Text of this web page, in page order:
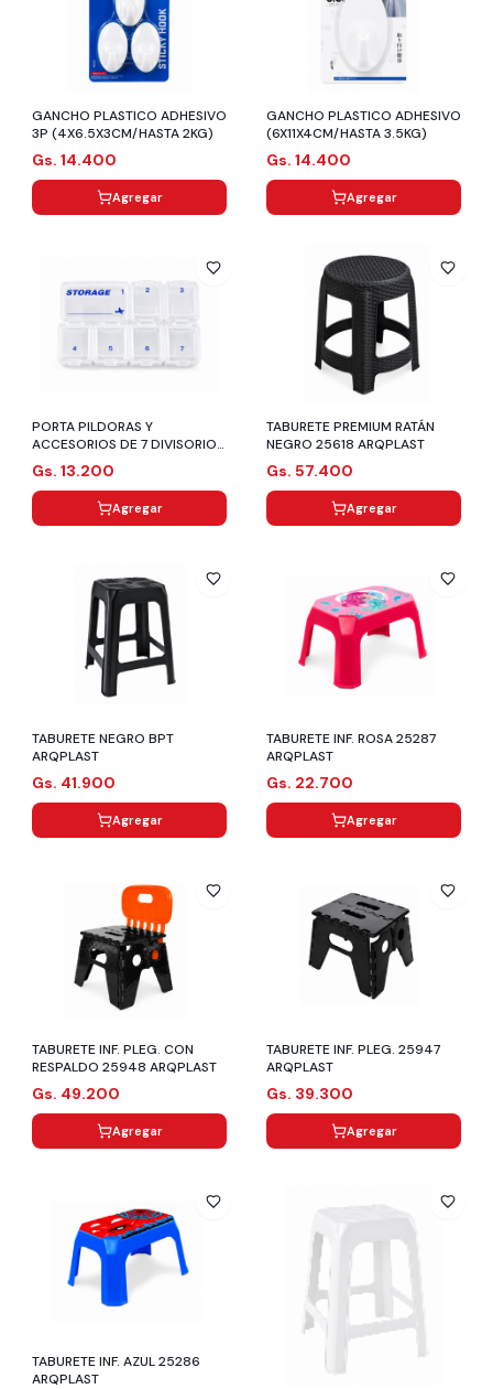
GANCHO PLASTICO ADHESIVO
3P (4X6.5X3CM/HASTA 2KG)
Gs. 14.400
Agregar
GANCHO PLASTICO ADHESIVO
(6X11X4CM/HASTA 3.5KG)
Gs. 14.400
Agregar
PORTA PILDORAS Y
ACCESORIOS DE 7 DIVISORIOS
(9.5X7X2CM)
Gs. 13.200
Agregar
TABURETE PREMIUM RATÁN
NEGRO 25618 ARQPLAST
Gs. 57.400
Agregar
TABURETE NEGRO BPT
ARQPLAST
Gs. 41.900
Agregar
TABURETE INF. ROSA 25287
ARQPLAST
Gs. 22.700
Agregar
TABURETE INF. PLEG. CON
RESPALDO 25948 ARQPLAST
Gs. 49.200
Agregar
TABURETE INF. PLEG. 25947
ARQPLAST
Gs. 39.300
Agregar
TABURETE INF. AZUL 25286
ARQPLAST